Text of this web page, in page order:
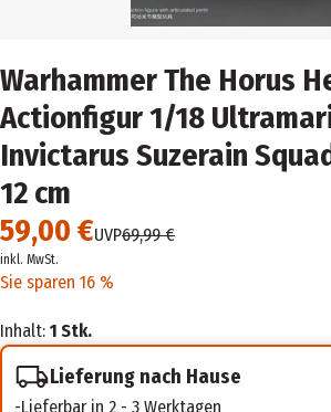
Warhammer The Horus
Actionfigur 1/18
Invictarus Suzerain
12 cm
59,00 €UVP69,99 €
inkl. MwSt.
Sie sparen 16 %
Inhalt: 1 Stk.
Lieferung nach Hause
Lieferbar in 2 - 3 Werktagen